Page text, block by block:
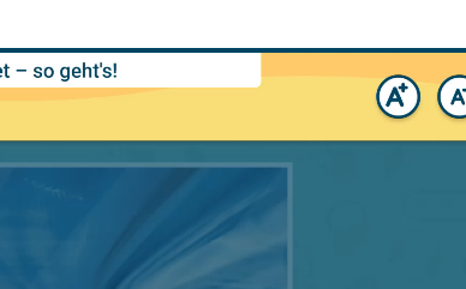
6 Newsletter
Probier dein Wissen aus: Eine E-Mail
schreiben
Abschlussquiz